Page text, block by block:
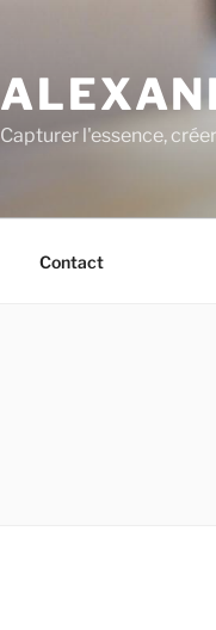
Capturer l'essence,
Contact